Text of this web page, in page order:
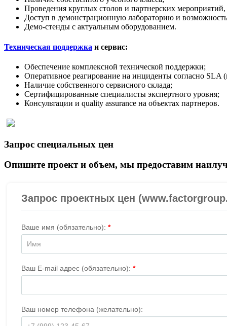
Проведения круглых столов и партнерских
Доступ в демонстрационную лабораторию и
Демо-стенды с актуальным оборудованием.
Техническая поддержка и сервис:
Обеспечение комплексной технической поддержки;
Оперативное реагирование на инциденты согласно SLA
Наличие собственного сервисного склада;
Сертифицированные специалисты экспертного уровня;
Консультации и quality assurance на объектах партнеров.
Запрос специальных цен
Опишите проект и объем, мы предоставим